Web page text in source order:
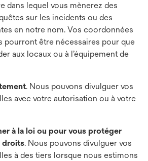
dans lequel vous mènerez des
sur les incidents ou des
en notre nom. Vos coordonnées
pourront être nécessaires pour que
aux locaux ou à l’équipement de
. Nous pouvons divulguer vos
avec votre autorisation ou à votre
à la loi ou pour vous protéger
droits. Nous pouvons divulguer vos
à des tiers lorsque nous estimons